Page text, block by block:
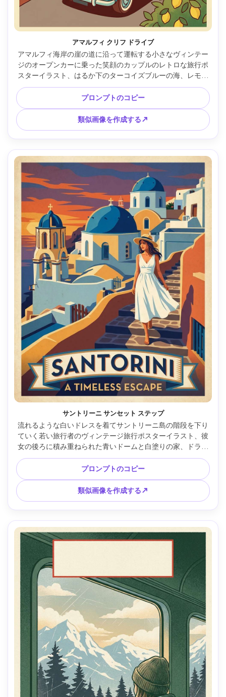
アマルフィ クリフ ドライブ
アマルフィ海岸の崖の道に沿って運転する小さなヴィンテー
ジのオープンカーに乗った笑顔のカップルのレトロな旅行ポ
スターイラスト、はるか下のターコイズブルーの海、レモン
の木とパステルのヴィラ、太陽のフレアの輝き、ミッドセン
チュリーのモダンな形状、暖かいテラコッタとアクアパレッ
ト、厚いアウトラインのアクセント、ハーフトーンのテクス
チャ、目的地名の大きな空白のバナーエリア、85mmレン
ズ、浅い被写界深度 --ar 4:5
プロンプトのコピー
類似画像を作成する↗
サントリーニ サンセット ステップ
流れるような白いドレスを着てサントリーニ島の階段を下り
ていく若い旅行者のヴィンテージ旅行ポスターイラスト、彼
女の後ろに積み重ねられた青いドームと白塗りの家、ドラマ
チックな夕日の勾配の空、鮮明な幾何学的な影、地中海のカ
ラーブロック、下部の最小限のテキスト領域、スクリーンプ
リントのテクスチャ、夢のような逃避的な雰囲気、85mmレ
ンズ、浅い被写界深度 --ar 4:5
プロンプトのコピー
類似画像を作成する↗